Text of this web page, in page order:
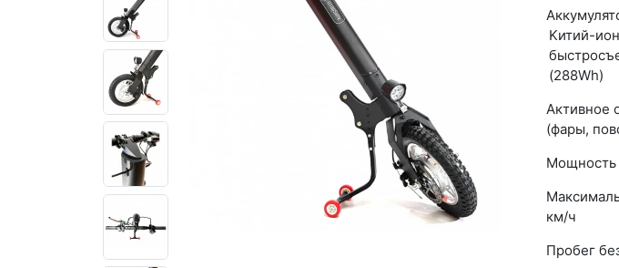
Kитий-
(288Wh)
Активное
(фары,
Мощность
км/ч
Пробег